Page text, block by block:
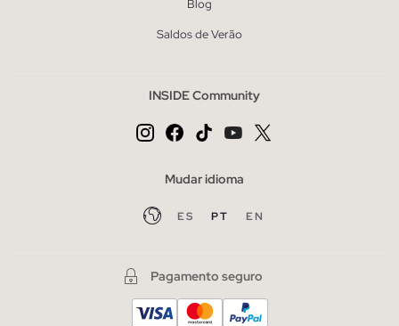
Blog
Saldos de Verão
INSIDE Community
Mudar idioma
ES PT EN
Pagamento seguro